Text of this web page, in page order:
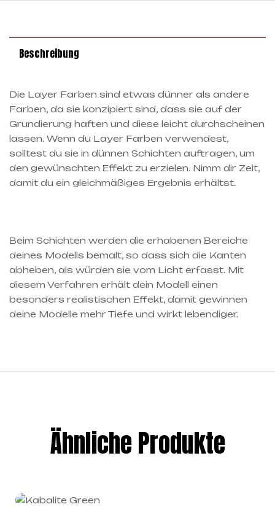
Beschreibung
Die Layer Farben sind etwas dünner als andere
Farben, da sie konzipiert sind, dass sie auf der
Grundierung haften und diese leicht durchscheinen
lassen. Wenn du Layer Farben verwendest,
solltest du sie in dünnen Schichten auftragen, um
den gewünschten Effekt zu erzielen. Nimm dir Zeit,
damit du ein gleichmäßiges Ergebnis erhältst.
Beim Schichten werden die erhabenen Bereiche
deines Modells bemalt, so dass sich die Kanten
abheben, als würden sie vom Licht erfasst. Mit
diesem Verfahren erhält dein Modell einen
besonders realistischen Effekt, damit gewinnen
deine Modelle mehr Tiefe und wirkt lebendiger.
Ähnliche Produkte